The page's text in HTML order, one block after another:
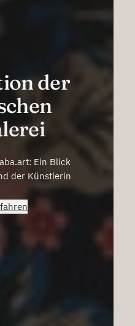
der
Ein Blick
der Künstlerin